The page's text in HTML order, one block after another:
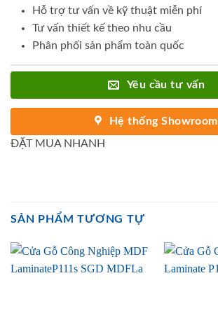
Hỗ trợ tư vấn về kỹ thuật miễn phí
Tư vấn thiết kế theo nhu cầu
Phân phối sản phẩm toàn quốc
Yêu cầu tư vấn
Hệ thống Showroom
ĐẶT MUA NHANH
SẢN PHẨM TƯƠNG TỰ